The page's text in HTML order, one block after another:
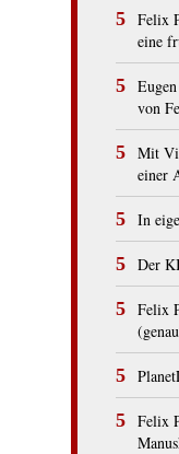
Felix
eine
von
Mit
einer
In
Der
Felix
Felix